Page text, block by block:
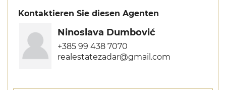
Kontaktieren Sie diesen Agenten
Ninoslava Dumbović
+385 99 438 7070
realestatezadar@gmail.com